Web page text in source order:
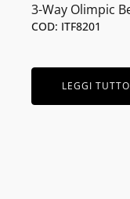
3-Way Olimpic
COD: ITF8201
LEGGI TUTTO